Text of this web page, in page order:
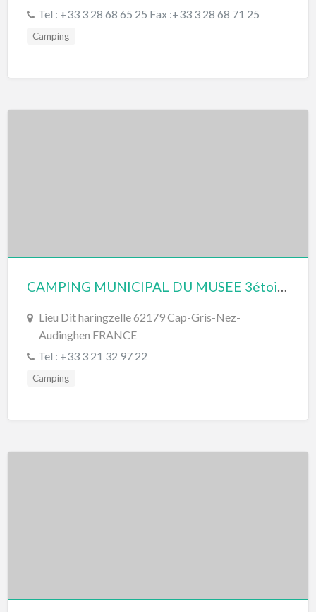
Tel : +33 3 28 68 65 25 Fax :+33 3 28 68 71 25
Camping
Lieu Dit haringzelle 62179 Cap-Gris-Nez-
Audinghen FRANCE
Tel : +33 3 21 32 97 22
Camping